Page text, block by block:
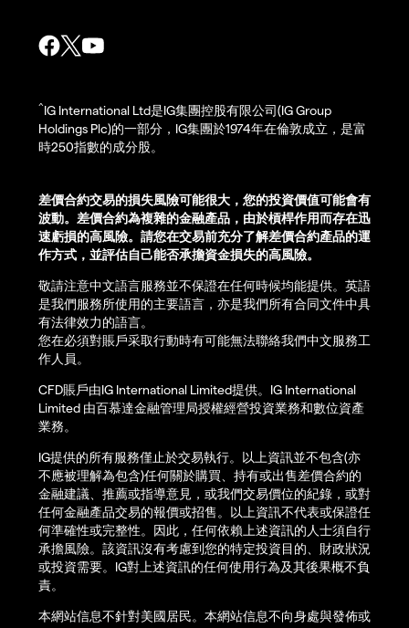
^IG International Ltd是IG集團控股有限公司(IG Group
Holdings Plc)的一部分，IG集團於1974年在倫敦成立，是富
時250指數的成分股。
差價合約交易的損失風險可能很大，您的投資價值可能會有
波動。差價合約為複雜的金融產品，由於槓桿作用而存在迅
速虧損的高風險。請您在交易前充分了解差價合約產品的運
作方式，並評估自己能否承擔資金損失的高風險。
敬請注意中文語言服務並不保證在任何時候均能提供。英語
是我們服務所使用的主要語言，亦是我們所有合同文件中具
有法律效力的語言。
您在必須對賬戶采取行動時有可能無法聯絡我們中文服務工
作人員。
CFD賬戶由IG International Limited提供。IG International
Limited 由百慕達金融管理局授權經營投資業務和數位資產
業務。
IG提供的所有服務僅止於交易執行。以上資訊並不包含(亦
不應被理解為包含)任何關於購買、持有或出售差價合約的
金融建議、推薦或指導意見，或我們交易價位的紀錄，或對
任何金融產品交易的報價或招售。以上資訊不代表或保證任
何準確性或完整性。因此，任何依賴上述資訊的人士須自行
承擔風險。該資訊沒有考慮到您的特定投資目的、財政狀況
或投資需要。IG對上述資訊的任何使用行為及其後果概不負
責。
本網站信息不針對美國居民。本網站信息不向身處與發佈或